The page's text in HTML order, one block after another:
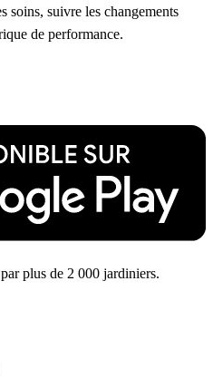
soins, suivre les changements
de performance.
plus de 2 000 jardiniers.